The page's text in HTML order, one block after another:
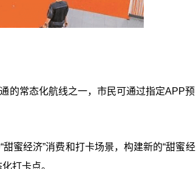
的常态化航线之一，市民可通过指定APP预
蜜经济”消费和打卡场景，构建新的“甜蜜经
打卡点。